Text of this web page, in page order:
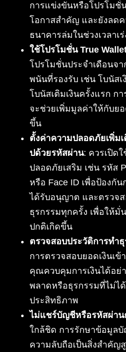
การแข่งขันหรือโปรโม
โอกาสสำคัญ และยังลดค
ธนาคารล่มในช่วงเวลาเ
ใช้โปรโมชั่น True
โปรโมชั่นประจำเดือนจา
พนันที่รองรับ เช่น โบนัส
โบนัสเติมเงินครั้งแรก ก
จะช่วยเพิ่มมูลค่าให้กับย
ขึ้น
ตั้งค่าความปลอดภัยเพิ่ม
ปด้วยรหัสผ่าน: ควรเปิด
ปลอดภัยเสริม เช่น รหัส
หรือ Face ID เพื่อป้องกั
ได้รับอนุญาต และตรวจ
ธุรกรรมทุกครั้ง เพื่อให้มั่
ปกติเกิดขึ้น
ตรวจสอบประวัติการทำ
การตรวจสอบยอดเงินเ
คุณควบคุมการเงินได้อย่
พลาดหรือธุรกรรมที่ไม่ไ
ประสิทธิภาพ
ไม่แชร์บัญชีหรือรหัสผ่า
ใกล้ชิด การรักษาข้อมูลบั
ความลับถือเป็นสิ่งสำคัญ